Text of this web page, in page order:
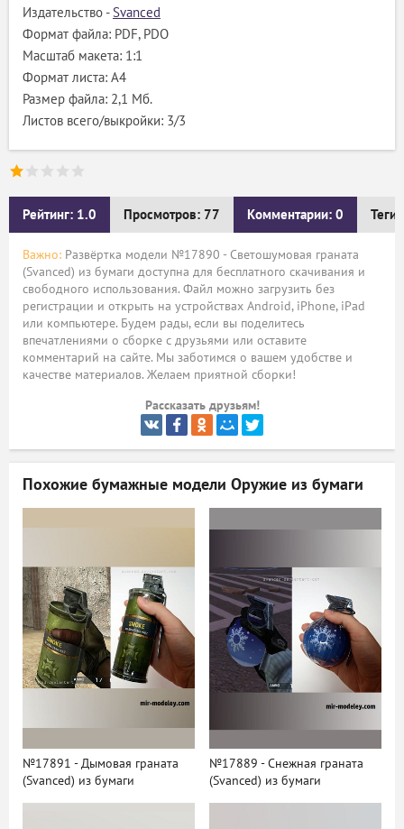
Издательство -Svanced
Формат файла: PDF, PDO
Масштаб макета: 1:1
Формат листа: А4
Размер файла: 2,1 Мб.
Листов всего/выкройки: 3/3
Рейтинг: 1.0 Просмотров: 77 Комментарии: 0 Теги:
Важно: Развёртка модели №17890 - Светошумовая граната
(Svanced) из бумаги доступна для бесплатного скачивания и
свободного использования. Файл можно загрузить без
регистрации и открыть на устройствах Android, iPhone, iPad
или компьютере. Будем рады, если вы поделитесь
впечатлениями о сборке с друзьями или оставите
комментарий на сайте. Мы заботимся о вашем удобстве и
качестве материалов. Желаем приятной сборки!
Рассказать друзьям!
Похожие бумажные модели Оружие из бумаги
№17891 - Дымовая граната
(Svanced) из бумаги
№17889 - Снежная граната
(Svanced) из бумаги